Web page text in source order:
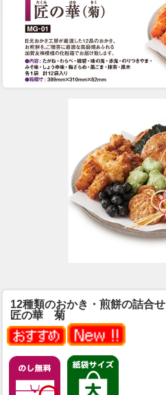
12種類のおかき・煎餅の詰合せ
匠の華 菊